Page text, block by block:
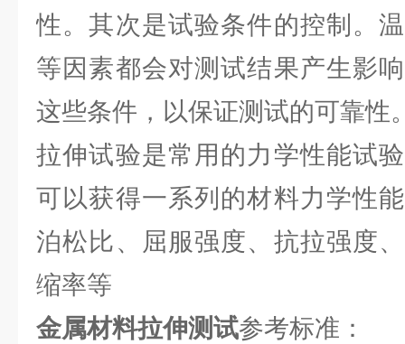
性。其次是试验条件的控制。
等因素都会对测试结果产生影
这些条件，以保证测试的可靠性
拉伸试验是常用的力学性能试
可以获得一系列的材料力学性
泊松比、屈服强度、抗拉强度
缩率等
金属材料拉伸测试参考标准：